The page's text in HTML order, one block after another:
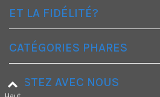
ET LA FIDÉLITÉ?
CATÉGORIES PHARES
RESTEZ AVEC NOUS